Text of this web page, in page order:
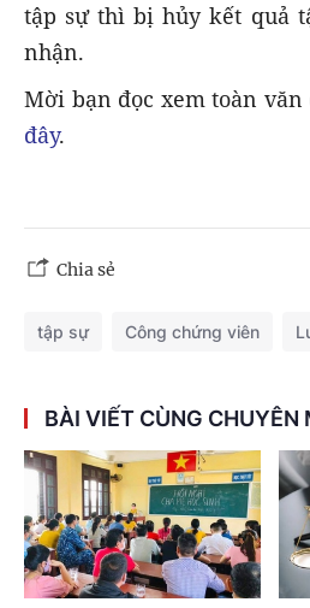
tập sự thì bị hủy kết quả
nhận.
Mời bạn đọc xem toàn văn
đây.
Chia sẻ
tập sự Công chứng viên
BÀI VIẾT CÙNG CHUYÊN